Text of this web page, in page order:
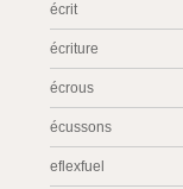
écrit
écriture
écrous
écussons
eflexfuel